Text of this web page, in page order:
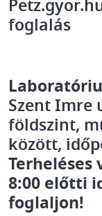
foglalás
Szent Imre
földszint,
között,
8:00 előtti
foglaljon!